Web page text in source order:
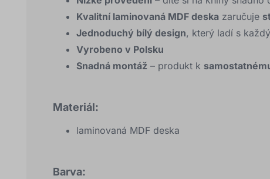
Kvalitní laminovaná MDF deska zaručuje
Jednoduchý bílý design, který ladí s
Vyrobeno v Polsku
Snadná montáž – produkt k
Materiál:
laminovaná MDF deska
Barva: